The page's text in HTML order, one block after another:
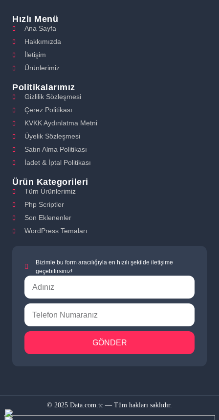
Hızlı Menü
Ana Sayfa
Hakkımızda
İletişim
Ürünlerimiz
Politikalarımız
Gizlilik Sözleşmesi
Çerez Politikası
KVKK Aydınlatma Metni
Üyelik Sözleşmesi
Satın Alma Politikası
İadet & İptal Politikası
Ürün Kategorileri
Tüm Ürünlerimiz
Php Scriptler
Son Eklenenler
WordPress Temaları
Bizimle bu form aracılığıyla en hızılı şekilde iletişime
geçebilirsiniz!
GÖNDER
© 2025 Data.com.tc — Tüm hakları saklıdır.